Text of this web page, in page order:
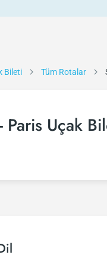
Bileti Tüm Rotalar
Paris Uçak